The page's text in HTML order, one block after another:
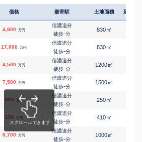
価格 最寄駅 土地面積 延床面
4,600 万円
信濃追分
徒歩-分
830㎡
17,000 万円
信濃追分
徒歩-分
830㎡
4,500 万円
信濃追分
徒歩-分
1200㎡
7,500 万円
信濃追分
徒歩-分
1500㎡
600 万円
信濃追分
徒歩-分
250㎡
150 万円
信濃追分
徒歩-分
410㎡
6,700 万円
信濃追分
徒歩-分
1000㎡